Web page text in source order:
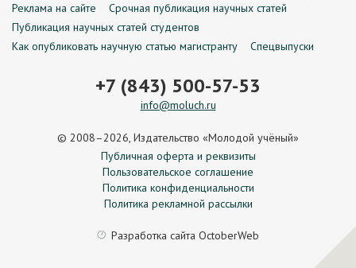
Реклама на сайте
Срочная публикация научных статей
Публикация научных статей студентов
Как опубликовать научную статью магистранту
Спецвыпуски
+7 (843) 500-57-53
info@moluch.ru
© 2008–2026, Издательство «Молодой учёный»
Публичная оферта и реквизиты
Пользовательское соглашение
Политика конфиденциальности
Политика рекламной рассылки
Разработка сайта OctoberWeb